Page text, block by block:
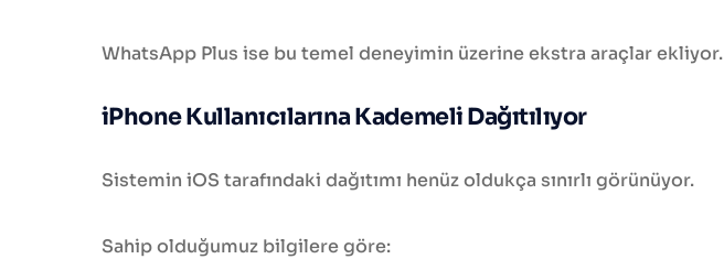
WhatsApp Plus ise bu temel deneyimin üzerine ekstra araçlar ekliyor.
iPhone Kullanıcılarına Kademeli Dağıtılıyor
Sistemin iOS tarafındaki dağıtımı henüz oldukça sınırlı görünüyor.
Sahip olduğumuz bilgilere göre: